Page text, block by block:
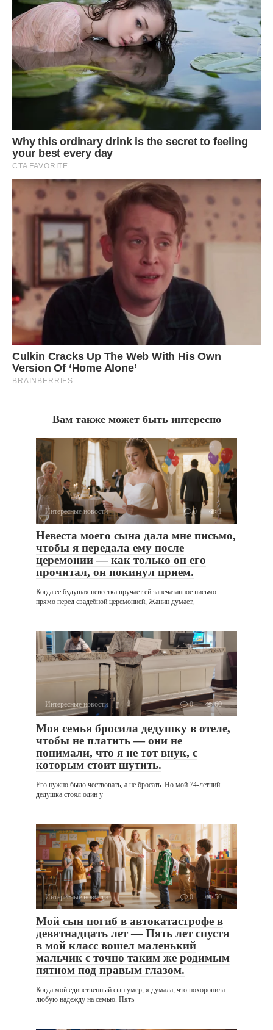
Вам также может быть интересно
Интересные новости 0 1
Невеста моего сына дала мне письмо,
чтобы я передала ему после
церемонии — как только он его
прочитал, он покинул прием.
Когда ее будущая невестка вручает ей запечатанное письмо
прямо перед свадебной церемонией, Жанин думает,
Интересные новости 0 60
Моя семья бросила дедушку в отеле,
чтобы не платить — они не
понимали, что я не тот внук, с
которым стоит шутить.
Его нужно было чествовать, а не бросать. Но мой 74-летний
дедушка стоял один у
Интересные новости 0 50
Мой сын погиб в автокатастрофе в
девятнадцать лет — Пять лет спустя
в мой класс вошел маленький
мальчик с точно таким же родимым
пятном под правым глазом.
Когда мой единственный сын умер, я думала, что похоронила
любую надежду на семью. Пять